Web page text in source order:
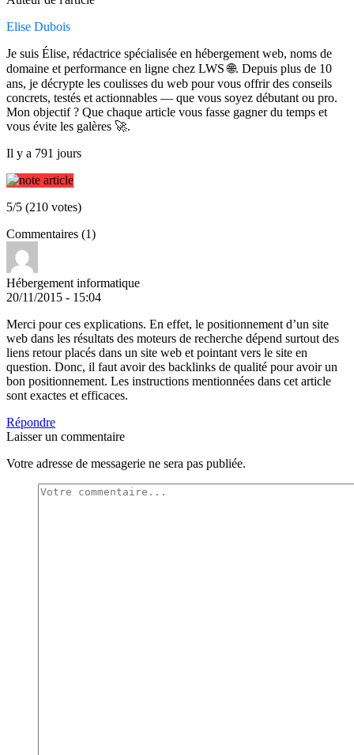
Elise Dubois
Je suis Élise, rédactrice spécialisée en hébergement web, noms de
domaine et performance en ligne chez LWS 🌐. Depuis plus de 10
ans, je décrypte les coulisses du web pour vous offrir des conseils
concrets, testés et actionnables — que vous soyez débutant ou pro.
Mon objectif ? Que chaque article vous fasse gagner du temps et
vous évite les galères 🚀.
Il y a 791 jours
5/5 (210 votes)
Commentaires (1)
Hébergement informatique
20/11/2015 - 15:04
Merci pour ces explications. En effet, le positionnement d’un site
web dans les résultats des moteurs de recherche dépend surtout des
liens retour placés dans un site web et pointant vers le site en
question. Donc, il faut avoir des backlinks de qualité pour avoir un
bon positionnement. Les instructions mentionnées dans cet article
sont exactes et efficaces.
Répondre
Laisser un commentaire
Votre adresse de messagerie ne sera pas publiée.